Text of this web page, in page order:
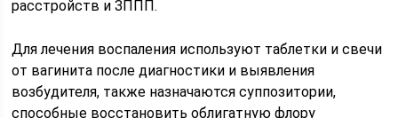
расстройств и ЗППП.
Для лечения воспаления используют таблетки и свечи
от вагинита после диагностики и выявления
возбудителя, также назначаются суппозитории,
способные восстановить облигатную флору